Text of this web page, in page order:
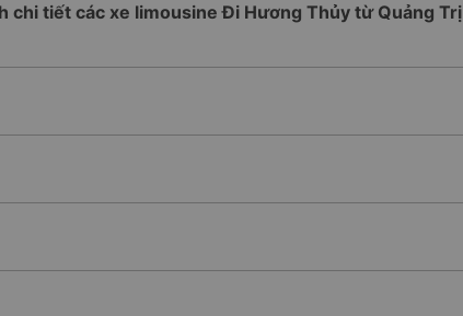
chi tiết các xe limousine Đi Hương Thủy từ Quảng Trị